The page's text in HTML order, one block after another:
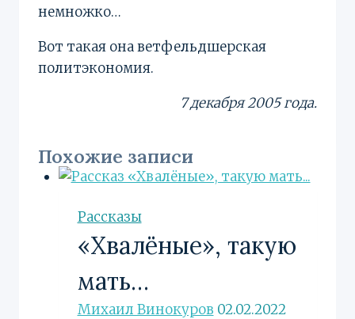
немножко…
Вот такая она ветфельдшерская
политэкономия.
7 декабря 2005 года.
Похожие записи
Рассказы
«Хвалёные», такую
мать…
Михаил Винокуров 02.02.2022